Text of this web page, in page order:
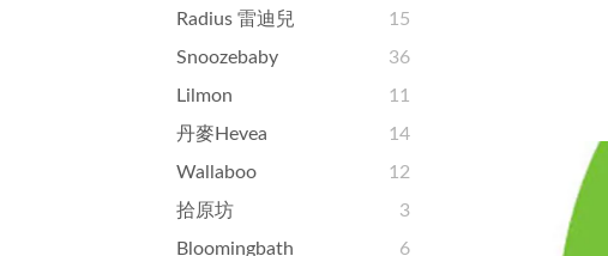
Radius 雷迪兒
15
Snoozebaby
36
Lilmon
11
丹麥Hevea
14
Wallaboo
12
拾原坊
3
Bloomingbath
6